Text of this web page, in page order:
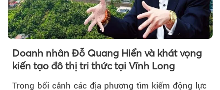
Doanh nhân Đỗ Quang Hiển và khát vọng
kiến tạo đô thị tri thức tại Vĩnh Long
Trong bối cảnh các địa phương tìm kiếm động lực